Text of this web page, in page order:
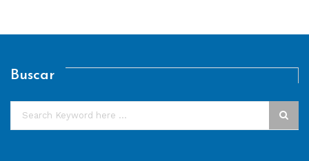
Buscar